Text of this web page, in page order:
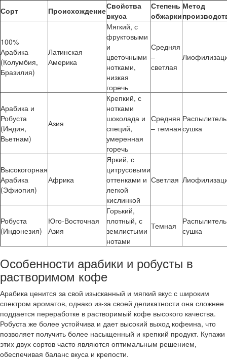
Сорт ПроисхождениеСвойства
вкуса
Степень
обжарки
Метод
100%
Арабика
(Колумбия,
Бразилия)
Латинская
Америка
Мягкий, с
фруктовыми
и
цветочными
нотками,
низкая
горечь
Средняя
–
светлая
Арабика и
Робуста
(Индия,
Вьетнам)
Азия
Крепкий, с
нотками
шоколада и
специй,
умеренная
горечь
Средняя
– темнаясушка
Высокогорная
Арабика
(Эфиопия)
Африка
Яркий, с
цитрусовыми
оттенками и
легкой
кислинкой
Светлая
Робуста
(Индонезия)
Юго-Восточная
Азия
Горький,
плотный, с
землистыми
нотами
Темная
сушка
Особенности арабики и робусты в
растворимом кофе
Арабика ценится за свой изысканный и мягкий вкус с широким
спектром ароматов, однако из-за своей деликатности она сложнее
поддается переработке в растворимый кофе высокого качества.
Робуста же более устойчива и дает высокий выход кофеина, что
позволяет получить более насыщенный и крепкий продукт. Купажи
этих двух сортов часто являются оптимальным решением,
обеспечивая баланс вкуса и крепости.